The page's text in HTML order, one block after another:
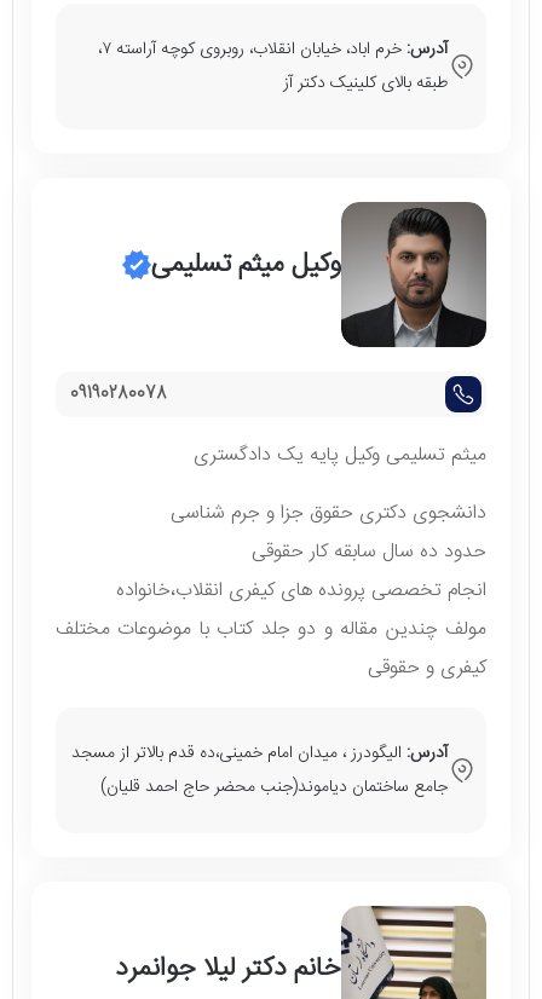
آدرس:
خرم اباد، خیابان انقلاب، روبروی کوچه آراسته ۷،
طبقه بالای کلینیک دکتر آز
وکیل میثم تسلیمی
09190280078
میثم تسلیمی وکیل پایه یک دادگستری
دانشجوی دکتری حقوق جزا و جرم شناسی
حدود ده سال سابقه کار حقوقی
انجام تخصصی پرونده های کیفری انقلاب،خانواده
مولف چندین مقاله و دو جلد کتاب با موضوعات مختلف
کیفری و حقوقی
آدرس: الیگودرز ، میدان امام خمینی،ده قدم بالاتر از مسجد
جامع ساختمان دیاموند(جنب محضر حاج احمد قلیان)
خانم دکتر لیلا جوانمرد